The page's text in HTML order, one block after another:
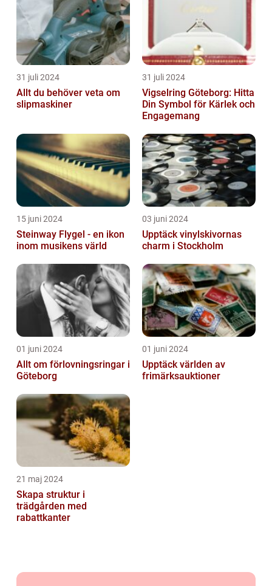
31 juli 2024
Allt du behöver veta om
slipmaskiner
31 juli 2024
Vigselring Göteborg: Hitta
Din Symbol för Kärlek och
Engagemang
15 juni 2024
Steinway Flygel - en ikon
inom musikens värld
03 juni 2024
Upptäck vinylskivornas
charm i Stockholm
01 juni 2024
Allt om förlovningsringar i
Göteborg
01 juni 2024
Upptäck världen av
frimärksauktioner
21 maj 2024
Skapa struktur i
trädgården med
rabattkanter